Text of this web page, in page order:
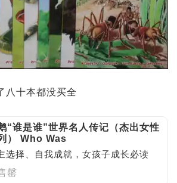
八十本都没买全
“谁是谁”世界名人传记（杰出女性
） Who Was
选择、自我成就，女孩子成长必读
罄